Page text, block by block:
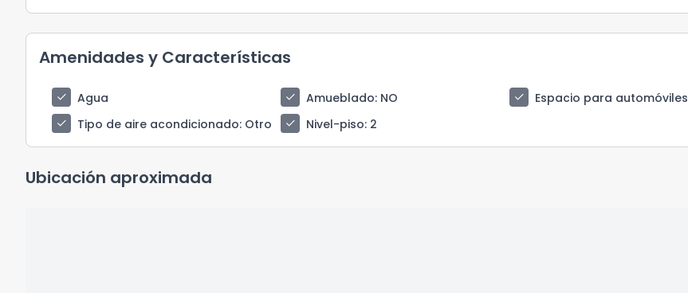
Amenidades y Características
check Agua check Amueblado: NO check Espacio para automóviles
check
Tipo de aire acondicionado: Otro check Nivel-piso: 2
Ubicación aproximada